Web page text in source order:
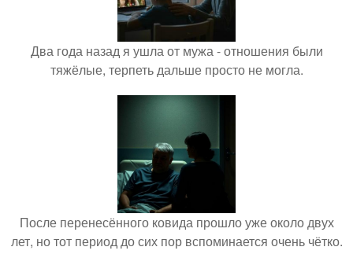
Два года назад я ушла от мужа - отношения были
тяжёлые, терпеть дальше просто не могла.
После перенесённого ковида прошло уже около двух
лет, но тот период до сих пор вспоминается очень чётко.